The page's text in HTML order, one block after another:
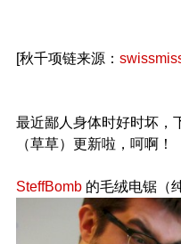
[秋千项链来源：
最近鄙人身体时好时坏，
（草草）更新啦，呵啊！
SteffBomb的毛绒电锯（